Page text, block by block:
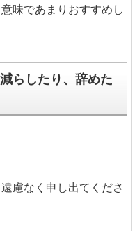
味であまりおすすめし
らしたり、辞めた
慮なく申し出てくださ